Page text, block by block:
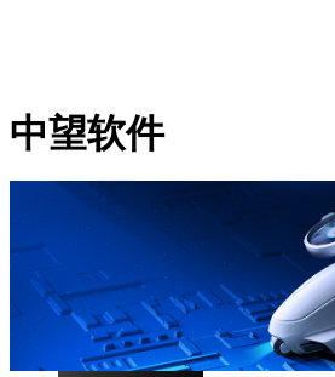
中望软件
中望CAD+
从工具到平台 打造行业解决方案